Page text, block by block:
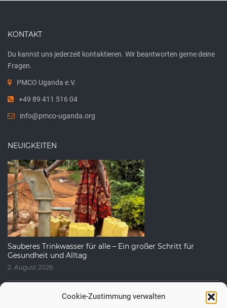
Cookie-Zustimmung verwalten
KONTAKT
Du kannst uns jederzeit kontaktieren. Wir beantworten gerne deine
Fragen.
PMCO Uganda e.V.
+49 89 411 516 04
info@pmco-uganda.org
NEUIGKEITEN
Sauberes Trinkwasser für alle – Ein großer Schritt für
Gesundheit und Alltag
2. August 2026